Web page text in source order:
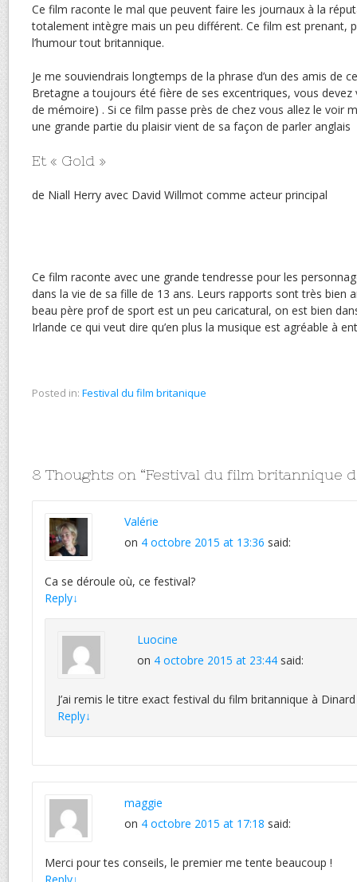
Ce film raconte le mal que peuvent faire les journaux à la
totalement intègre mais un peu différent. Ce film est prenant,
l’humour tout britannique.
Je me souviendrais longtemps de la phrase d’un des amis de
Bretagne a toujours été fière de ses excentriques, vous devez
de mémoire) . Si ce film passe près de chez vous allez le voir
une grande partie du plaisir vient de sa façon de parler anglais
Et « Gold »
de Niall Herry avec David Willmot comme acteur principal
Ce film raconte avec une grande tendresse pour les
dans la vie de sa fille de 13 ans. Leurs rapports sont très bien
beau père prof de sport est un peu caricatural, on est bien
Irlande ce qui veut dire qu’en plus la musique est agréable à
Posted in: Festival du film britanique
8 Thoughts on “Festival du film britannique
Valérie
on 4 octobre 2015 at 13:36 said:
Ca se déroule où, ce festival?
Reply↓
Luocine
on 4 octobre 2015 at 23:44 said:
J’ai remis le titre exact festival du film britannique à
Reply↓
maggie
on 4 octobre 2015 at 17:18 said:
Merci pour tes conseils, le premier me tente beaucoup !